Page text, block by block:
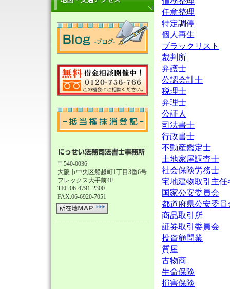
〒540‐0036
大阪市中央区船越町1丁目3番6号
フレックス大手前4F
TEL:06-4791-2300
FAX:06-6920-7051
任意整理
特定調停
個人再生
ブラックリスト
裁判所
弁護士
公認会計士
税理士
弁理士
公証人
司法書士
行政書士
不動産鑑定士
土地家屋調査士
社会保険労務士
宅地建物取引主任
国家公安委員会
都道府県公安委員
商品取引所
証券取引委員会
投資顧問業
質屋
古物商
生命保険
損害保険